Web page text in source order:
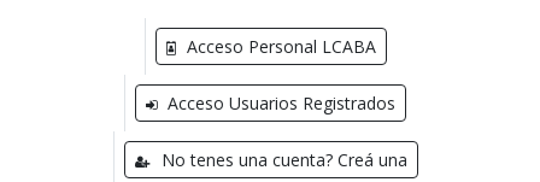
Acceso Personal LCABA
Acceso Usuarios Registrados
No tenes una cuenta? Creá una